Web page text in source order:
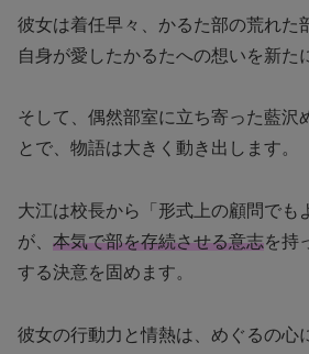
彼女は着任早々、かるた部の荒れた
自身が愛したかるたへの想いを新た
そして、偶然部室に立ち寄った藍沢
とで、物語は大きく動き出します。
大江は校長から「形式上の顧問でも
が、 本気で部を存続させる意志を持
する決意を固めます。
彼女の行動力と情熱は、めぐるの心